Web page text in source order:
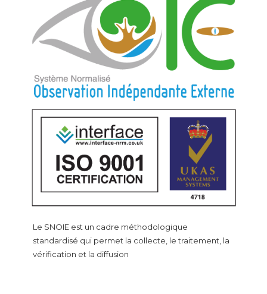
Le SNOIE est un cadre méthodologique
standardisé qui permet la collecte, le traitement, la
vérification et la diffusion